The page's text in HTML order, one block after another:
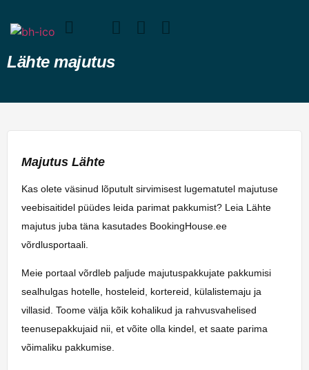
Lähte majutus
Majutus Lähte
Kas olete väsinud lõputult sirvimisest lugematutel majutuse
veebisaitidel püüdes leida parimat pakkumist? Leia Lähte
majutus juba täna kasutades BookingHouse.ee
võrdlusportaali.
Meie portaal võrdleb paljude majutuspakkujate pakkumisi
sealhulgas hotelle, hosteleid, kortereid, külalistemaju ja
villasid. Toome välja kõik kohalikud ja rahvusvahelised
teenusepakkujaid nii, et võite olla kindel, et saate parima
võimaliku pakkumise.